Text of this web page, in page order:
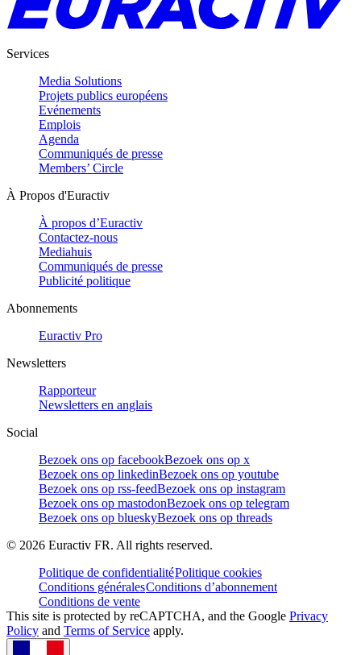
Services
Media Solutions
Projets publics européens
Evénements
Emplois
Agenda
Communiqués de presse
Members’ Circle
À Propos d'Euractiv
À propos d’Euractiv
Contactez-nous
Mediahuis
Communiqués de presse
Publicité politique
Abonnements
Euractiv Pro
Newsletters
Rapporteur
Newsletters en anglais
Social
Bezoek ons op facebookBezoek ons op x
Bezoek ons op linkedinBezoek ons op youtube
Bezoek ons op rss-feedBezoek ons op instagram
Bezoek ons op mastodonBezoek ons op telegram
Bezoek ons op blueskyBezoek ons op threads
© 2026 Euractiv FR. All rights reserved.
Politique de confidentialitéPolitique cookies
Conditions généralesConditions d’abonnement
Conditions de vente
This site is protected by reCAPTCHA, and the Google Privacy
Policy and Terms of Service apply.